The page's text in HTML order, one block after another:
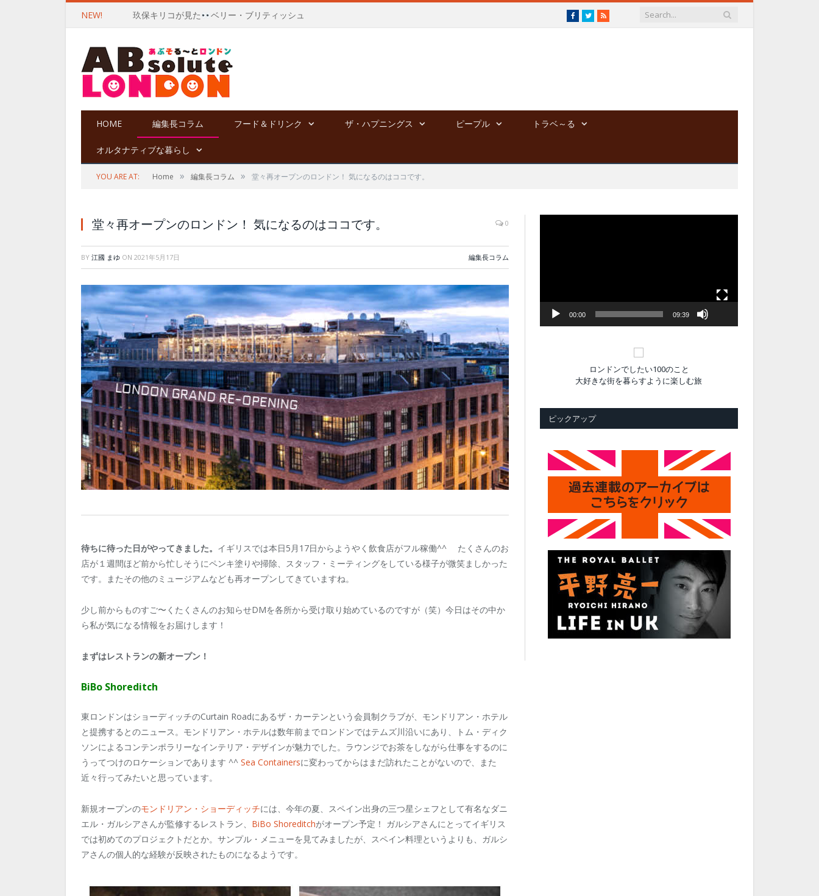
NEW! 玖保キリコが見た ベリー・ブリティッシュ Facebook
TwitterRSS
HOME 編集長コラム フード＆ドリンク ザ・ハプニングス ピープル トラベ～る
オルタナティブな暮らし
YOU ARE AT: Home » 編集長コラム » 堂々再オープンのロンドン！ 気になるのはココです。
堂々再オープンのロンドン！ 気になるのはココです。 0
BY 江國 まゆ ON 2021年5月17日 編集長コラム
待ちに待った日がやってきました。 イギリスでは本日5月17日からようやく飲食店がフル稼働^^ たくさんのお
店が１週間ほど前から忙しそうにペンキ塗りや掃除、スタッフ・ミーティングをしている様子が微笑ましかった
です。またその他のミュージアムなども再オープンしてきていますね。
少し前からものすご〜くたくさんのお知らせDMを各所から受け取り始めているのですが（笑）今日はその中か
ら私が気になる情報をお届けします！
まずはレストランの新オープン！
BiBo Shoreditch
東ロンドンはショーディッチのCurtain Roadにあるザ・カーテンという会員制クラブが、モンドリアン・ホテル
と提携するとのニュース。モンドリアン・ホテルは数年前までロンドンではテムズ川沿いにあり、トム・ディク
ソンによるコンテンポラリーなインテリア・デザインが魅力でした。ラウンジでお茶をしながら仕事をするのに
うってつけのロケーションであります ^^ Sea Containersに変わってからはまだ訪れたことがないので、また
近々行ってみたいと思っています。
新規オープンのモンドリアン・ショーディッチには、今年の夏、スペイン出身の三つ星シェフとして有名なダニ
エル・ガルシアさんが監修するレストラン、 BiBo Shoreditchがオープン予定！ ガルシアさんにとってイギリス
では初めてのプロジェクトだとか。サンプル・メニューを見てみましたが、スペイン料理というよりも、ガルシ
アさんの個人的な経験が反映されたものになるようです。
00:00 09:39
ロンドンでしたい100のこと
大好きな街を暮らすように楽しむ旅
ピックアップ